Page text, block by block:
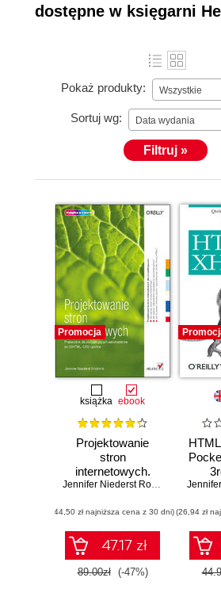
dostępne w księgarni
Pokaż produkty: Wszystkie
Sortuj wg: Data wydania
Filtruj »
Promocja
książka ebook
Projektowanie
stron
internetowych.
Przewodnik dla
webmasterów po
(X)HTML, CSS i
grafice
Jennifer Niederst Robbins
(44,50 zł najniższa cena z 30 dni)
47.17 zł
89.00zł (-47%)
(26,94 zł